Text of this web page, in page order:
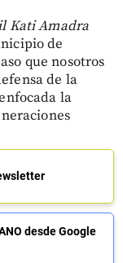
Kati Amadra
de
que nosotros
de la
la
desde Google